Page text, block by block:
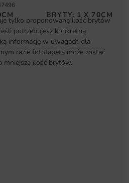
BRYTY: 1 X 70CM
tylko proponowaną ilość brytów
potrzebujesz konkretną
informację w uwagach dla
razie fototapeta może zostać
mniejszą ilość brytów.